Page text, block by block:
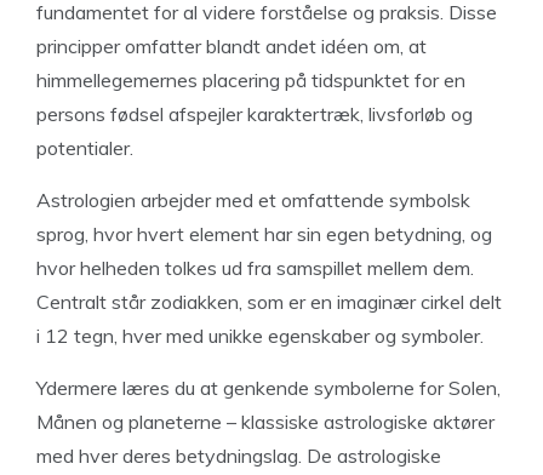
fundamentet for al videre forståelse og praksis. Disse
principper omfatter blandt andet idéen om, at
himmellegemernes placering på tidspunktet for en
persons fødsel afspejler karaktertræk, livsforløb og
potentialer.
Astrologien arbejder med et omfattende symbolsk
sprog, hvor hvert element har sin egen betydning, og
hvor helheden tolkes ud fra samspillet mellem dem.
Centralt står zodiakken, som er en imaginær cirkel delt
i 12 tegn, hver med unikke egenskaber og symboler.
Ydermere læres du at genkende symbolerne for Solen,
Månen og planeterne – klassiske astrologiske aktører
med hver deres betydningslag. De astrologiske